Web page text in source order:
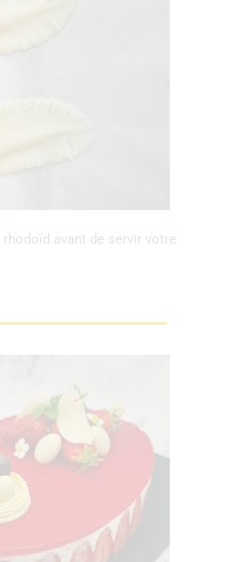
avant de servir votre